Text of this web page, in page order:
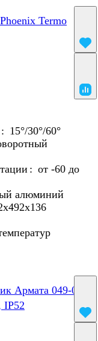
Termo
: 15°/30°/60°
: от -60 до
алюминий
Армата 049-02
IP52